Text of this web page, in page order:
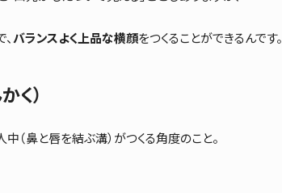
バランスよく上品な横顔をつくることができるんです。
く）
（鼻と唇を結ぶ溝）がつくる角度のこと。